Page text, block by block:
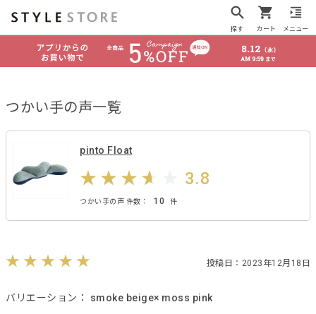
探す カート メニュー
つかい手の声一覧
pinto Float
3.8
つかい手の声 件数： 10 件
投稿日：2023年12月18日
バリエーション： smoke beige× moss pink